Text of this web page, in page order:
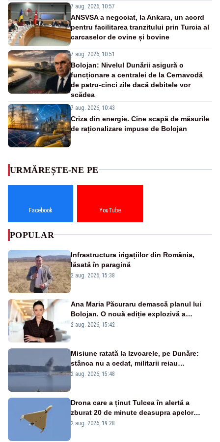
7 aug. 2026, 10:57
ANSVSA a negociat, la Ankara, un acord
pentru facilitarea tranzitului prin Turcia al
carcaselor de ovine și bovine
7 aug. 2026, 10:51
Bolojan: Nivelul Dunării asigură o
funcționare a centralei de la Cernavodă
de patru-cinci zile dacă debitele vor
scădea
7 aug. 2026, 10:43
Criza din energie. Cine scapă de măsurile
de raționalizare impuse de Bolojan
URMĂREȘTE-NE PE
Facebook YouTube
POPULAR
Infrastructura irigațiilor din România,
lăsată în paragină
2 aug. 2026, 15:38
Ana Maria Păcuraru demască planul lui
Bolojan. O nouă ediție explozivă a
emisiunii „Miza Zilei” la Realitatea PLUS
2 aug. 2026, 15:42
Misiune ratată la Izvoarele, pe Dunăre:
stânca nu a cedat, militarii reiau
detonările luni – VIDEO
2 aug. 2026, 15:48
Drona care a ținut Tulcea în alertă a
zburat 20 de minute deasupra apelor
României. Au fost ridicate două F-16
2 aug. 2026, 19:28